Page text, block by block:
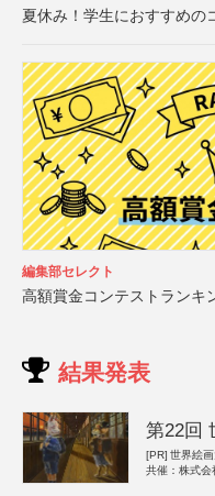
夏休み！学生におすすめの
編集部セレクト
高額賞金コンテストランキ
結果発表
第22回
[PR] 世界絵
共催：株式会